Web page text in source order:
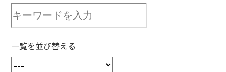
一覧を並び替える